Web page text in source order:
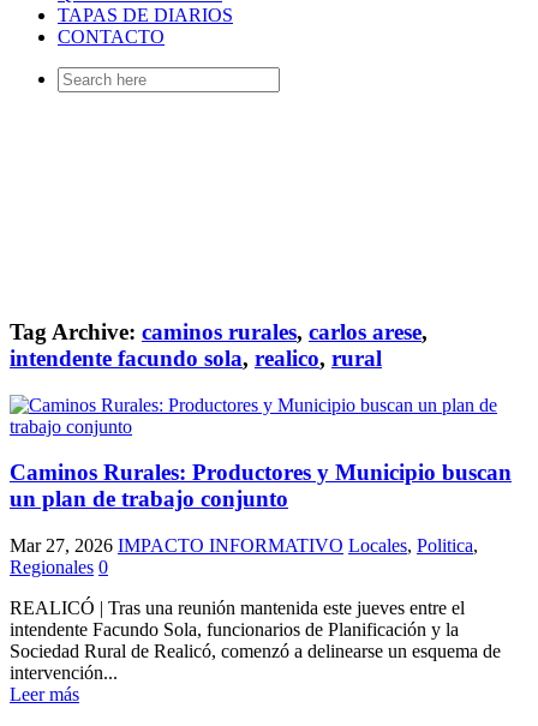
TAPAS DE DIARIOS
CONTACTO
Search
for:
Tag Archive: caminos rurales, carlos arese,
intendente facundo sola, realico, rural
Caminos Rurales: Productores y Municipio buscan
un plan de trabajo conjunto
Mar 27, 2026 IMPACTO INFORMATIVO Locales, Politica,
Regionales 0
REALICÓ | Tras una reunión mantenida este jueves entre el
intendente Facundo Sola, funcionarios de Planificación y la
Sociedad Rural de Realicó, comenzó a delinearse un esquema de
intervención...
Leer más